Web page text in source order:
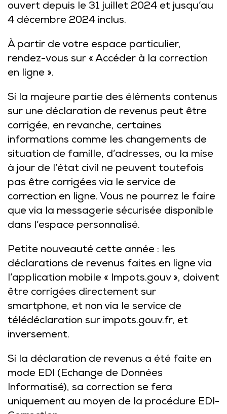
ouvert depuis le 31 juillet 2024 et jusqu’au
4 décembre 2024 inclus.
À partir de votre espace particulier,
rendez-vous sur « Accéder à la correction
en ligne ».
Si la majeure partie des éléments contenus
sur une déclaration de revenus peut être
corrigée, en revanche, certaines
informations comme les changements de
situation de famille, d’adresses, ou la mise
à jour de l’état civil ne peuvent toutefois
pas être corrigées via le service de
correction en ligne. Vous ne pourrez le faire
que via la messagerie sécurisée disponible
dans l’espace personnalisé.
Petite nouveauté cette année : les
déclarations de revenus faites en ligne via
l’application mobile « Impots.gouv », doivent
être corrigées directement sur
smartphone, et non via le service de
télédéclaration sur impots.gouv.fr, et
inversement.
Si la déclaration de revenus a été faite en
mode EDI (Echange de Données
Informatisé), sa correction se fera
uniquement au moyen de la procédure EDI-